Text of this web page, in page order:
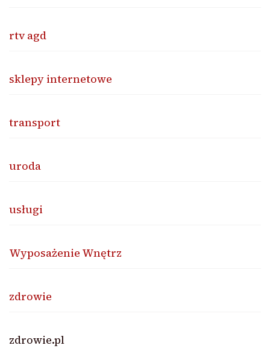
rtv agd
sklepy internetowe
transport
uroda
usługi
Wyposażenie Wnętrz
zdrowie
zdrowie.pl